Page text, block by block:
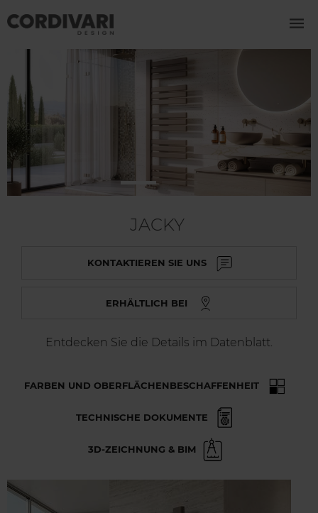
JACKY
KONTAKTIEREN SIE UNS
ERHÄLTLICH BEI
Entdecken Sie die Details im Datenblatt.
FARBEN UND OBERFLÄCHENBESCHAFFENHEIT
TECHNISCHE DOKUMENTE
3D-ZEICHNUNG & BIM